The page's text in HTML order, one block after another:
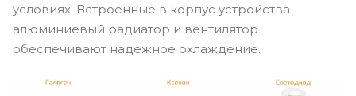
условиях. Встроенные в корпус устройства
алюминиевый радиатор и вентилятор
обеспечивают надежное охлаждение.